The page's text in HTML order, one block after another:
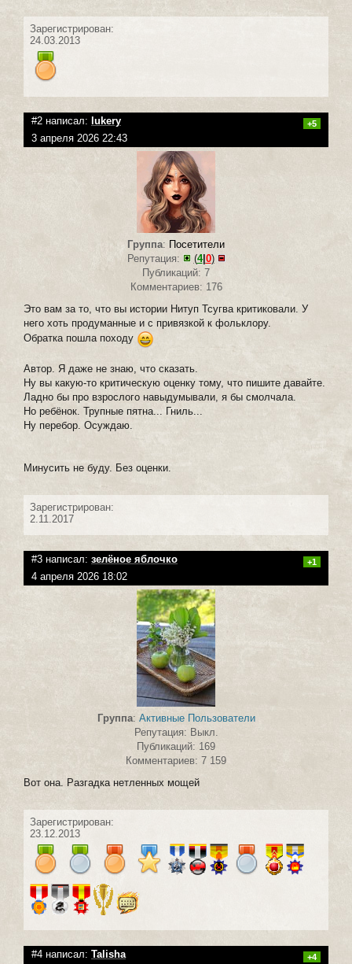
Зарегистрирован:
24.03.2013
#2 написал: lukery +5
3 апреля 2026 22:43
Группа: Посетители
Репутация:
(4| 0)
Публикаций: 7
Комментариев: 176
Это вам за то, что вы истории Нитуп Тсугва критиковали. У
него хоть продуманные и с привязкой к фольклору.
Обратка пошла походу
Автор. Я даже не знаю, что сказать.
Ну вы какую-то критическую оценку тому, что пишите давайте.
Ладно бы про взрослого навыдумывали, я бы смолчала.
Но ребёнок. Трупные пятна... Гниль...
Ну перебор. Осуждаю.
Минусить не буду. Без оценки.
Зарегистрирован:
2.11.2017
#3 написал: зелёное яблочко +1
4 апреля 2026 18:02
Группа: Активные Пользователи
Репутация: Выкл.
Публикаций: 169
Комментариев: 7 159
Вот она. Разгадка нетленных мощей
Зарегистрирован:
23.12.2013
#4 написал: Talisha +4